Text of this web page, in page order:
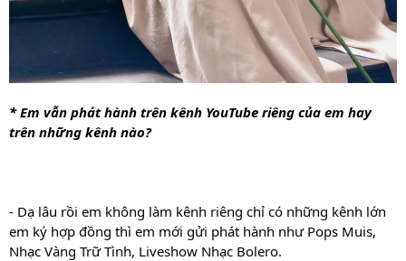
* Em vẫn phát hành trên kênh YouTube riêng của em hay
trên những kênh nào?
- Dạ lâu rồi em không làm kênh riêng chỉ có những kênh lớn
em ký hợp đồng thì em mới gửi phát hành như Pops Muis,
Nhạc Vàng Trữ Tình, Liveshow Nhạc Bolero.